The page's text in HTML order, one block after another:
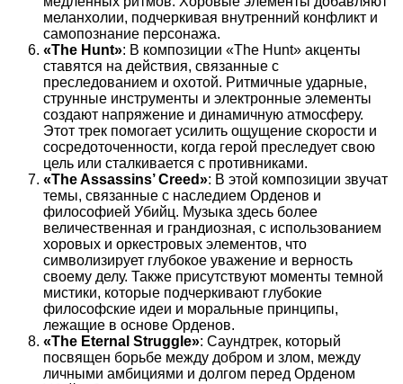
меланхолии, подчеркивая внутренний конфликт и
самопознание персонажа.
«The Hunt»: В композиции «The Hunt» акценты
ставятся на действия, связанные с
преследованием и охотой. Ритмичные ударные,
струнные инструменты и электронные элементы
создают напряжение и динамичную атмосферу.
Этот трек помогает усилить ощущение скорости и
сосредоточенности, когда герой преследует свою
цель или сталкивается с противниками.
«The Assassins’ Creed»: В этой композиции звучат
темы, связанные с наследием Орденов и
философией Убийц. Музыка здесь более
величественная и грандиозная, с использованием
хоровых и оркестровых элементов, что
символизирует глубокое уважение и верность
своему делу. Также присутствуют моменты темной
мистики, которые подчеркивают глубокие
философские идеи и моральные принципы,
лежащие в основе Орденов.
«The Eternal Struggle»: Саундтрек, который
посвящен борьбе между добром и злом, между
личными амбициями и долгом перед Орденом